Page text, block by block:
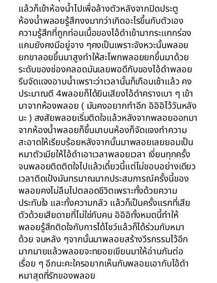
แล้วก็เข้าห้องน้ำไปเพื่อล้างตัวหลังจากปิดประตู
ห้องน้ำพลอยรู้สึกงงมากว่าเกิดอะไรขึ้นกับตัวเอง
ความรู้สึกที่ถูกท่อนเนื้อของไอ้ดำเข้ามากระแทกร่อง
แคมยังคงมีอยู่จาง ๆคงเป็นเพราะจังหวะนั้นพลอย
ยกขาลอยขึ้นมาสูงทำให้สะโพกพลอยยกขึ้นมาด้วย
ระดับของช่องคลอดมันเลยพอดีกับของไอ้ดำพลอย
รีบจัดแจงอาบน้ำเพราะว่าเวลานั้นก็เกือบเช้าแล้ว คง
ประมาณตี 4พลอยก็ได้ยินเสียงไอ้ดำครางเบา ๆ เข้า
มาจากห้องพลอย ( มันคงอยากทำอีก อิอิอิไว้วันหลัง
นะ ) สงสัยพลอยเริ่มติดใจแล้วหลังจากพลอยออกมา
จากห้องน้ำพลอยก็ขึ้นมาบนห้องก็จัดแจงทำความ
สะอาดให้เรียบร้อยหลังจากนั้นมาพลอยเลยยอมเป็น
หมาตัวเมียให้ไอ้ดำเอาเวลาพลอยเวลา เงี่ยนทุกครั้ง
จนพลอยติดติดใจไปแล้วเดี๋ยวนี้แต่ไม่ชอบอย่างเดียว
เวลาติดเป้งมันทรมาณมากประสบการณ์ครั้งนี้ของ
พลอยคงไม่ลืมไปตลอดชีวิตเพราะทั้งด้วยความ
ประทับใจ และทั้งความกลัว แล้วก็เป็นครั้งแรกที่เสีย
ตัวด้วยเสียดายที่ไม่ใช่กับคน อิอิอิทั้งหมดนี้ทำให้
พลอยรู้สึกติดใจกับการได้โชว์แล้วก็ได้ร่วมกับหมา
ด้วย จนหลัง ๆจากนั้นมาพลอยสร้างวีรกรรมไว้อีก
มากมายแล้วพลอยจะทยอยเขียนมาให้อ่านกันต่อ
เรื่อย ๆ อีกนะคะใครอยากเห็นกับพลอยเอากับไอ้ดำ
หมาสุดที่รักของพลอย